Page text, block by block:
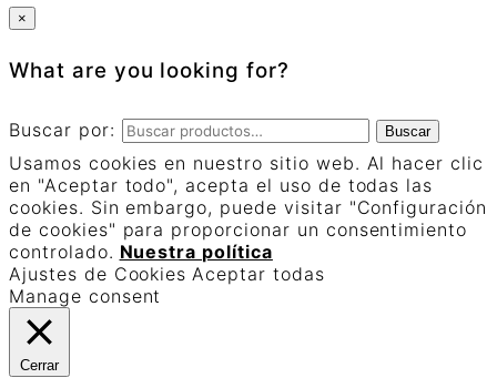
×
What are you looking for?
Buscar por: Buscar
Usamos cookies en nuestro sitio web. Al hacer clic
en "Aceptar todo", acepta el uso de todas las
cookies. Sin embargo, puede visitar "Configuración
de cookies" para proporcionar un consentimiento
controlado. Nuestra política
Ajustes de Cookies Aceptar todas
Manage consent
Cerrar